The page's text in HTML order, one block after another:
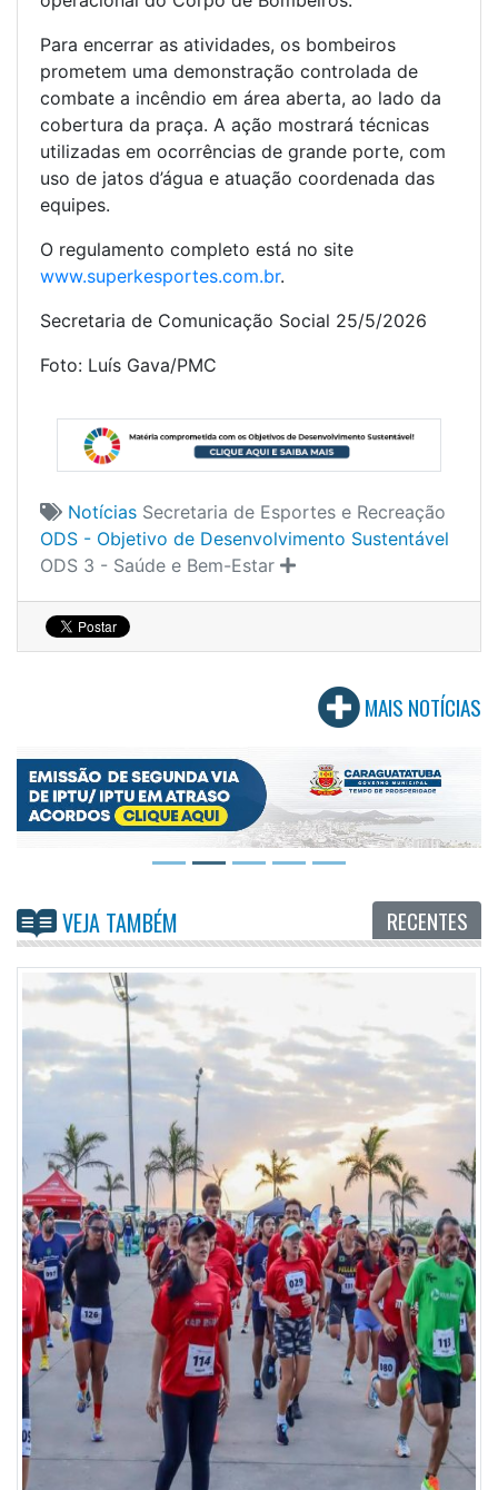
Para encerrar as atividades, os bombeiros
prometem uma demonstração controlada de
combate a incêndio em área aberta, ao lado da
cobertura da praça. A ação mostrará técnicas
utilizadas em ocorrências de grande porte, com
uso de jatos d’água e atuação coordenada das
equipes.
O regulamento completo está no site
www.superkesportes.com.br.
Secretaria de Comunicação Social 25/5/2026
Foto: Luís Gava/PMC
Notícias Secretaria de Esportes e Recreação
ODS - Objetivo de Desenvolvimento Sustentável
ODS 3 - Saúde e Bem-Estar
MAIS NOTÍCIAS
VEJA TAMBÉM RECENTES